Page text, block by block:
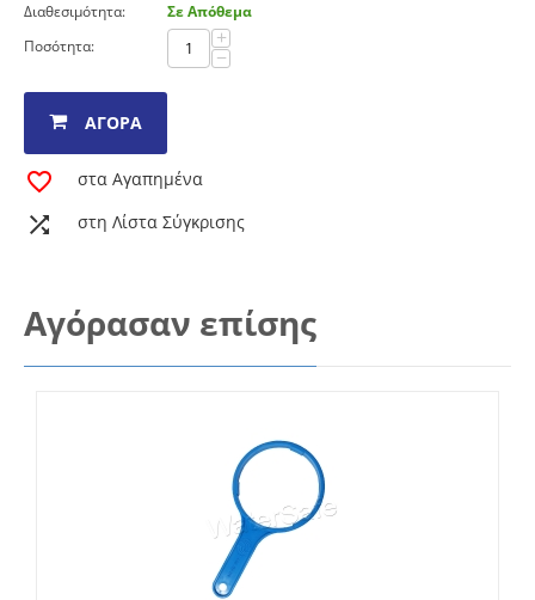
Διαθεσιμότητα:
Σε Απόθεμα
Ποσότητα:
+
−
ΑΓΟΡΆ
στα Αγαπημένα
στη Λίστα Σύγκρισης
Αγόρασαν επίσης